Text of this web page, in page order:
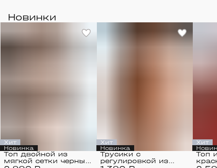
Новинки
Хит
Новинка
Топ двойной из
мягкой сетки черный
Хит
Новинка
Трусики с
регулировкой из
Хит
Топ